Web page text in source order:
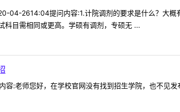
04-2614:04提问内容:1.计院调剂的要求是什么？大概
科目需相同或更高。学硕有调剂，专硕无 ...
老师您好，在学校官网没有找到招生学院，也不见发